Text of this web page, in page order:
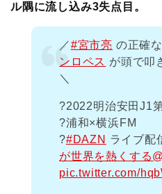
ル隅に流し込み3失点目。
／#宮市亮 の正確
ンロペス が頭で叩
＼
?2022明治安田J1
?浦和×横浜FM
?#DAZN ライブ配
が世界を熱くする
pic.twitter.com/